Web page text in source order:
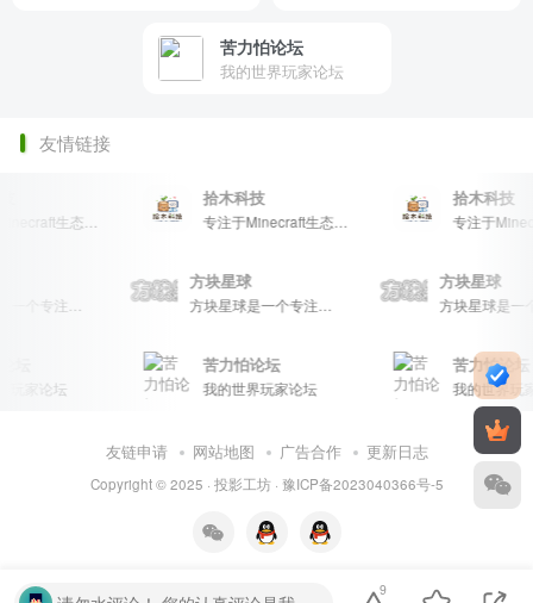
苦力怕论坛
我的世界玩家论坛
友情链接
专注于Minecraft生态建设
拾木科技
专注于Minecraft生态建设
拾木科技
方块星球 方块星球
家论坛
苦力怕论坛
我的世界玩家论坛
苦力怕论坛
我的世界玩家
友链申请 网站地图 广告合作 更新日志
Copyright © 2025 · 投影工坊· 豫ICP备2023040366号-5
9